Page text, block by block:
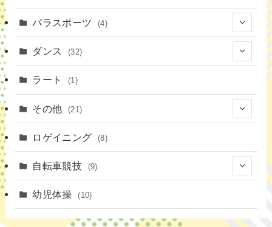
(16)
(11)
(3)
(14)
(4)
(9)
(16)
パラスポーツ (4)
ダンス (32)
(3)
(2)
ラート (1)
その他 (21)
(4)
ロゲイニング (8)
自転車競技 (9)
幼児体操 (10)